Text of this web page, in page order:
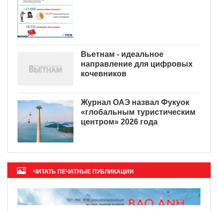
Вьетнам - идеальное
направление для цифровых
кочевников
Журнал ОАЭ назвал Фукуок
«глобальным туристическим
центром» 2026 года
ЧИТАТЬ ПЕЧАТНЫЕ ПУБЛИКАЦИИ